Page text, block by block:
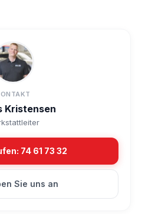
Kristensen
74 61 73 32
Sie uns an